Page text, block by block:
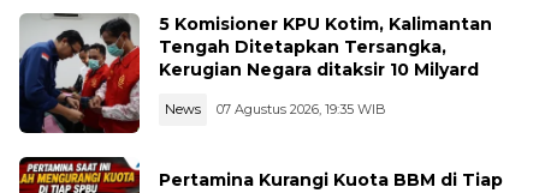
5 Komisioner KPU Kotim, Kalimantan
Tengah Ditetapkan Tersangka,
Kerugian Negara ditaksir 10 Milyard
News 07 Agustus 2026, 19:35 WIB
Pertamina Kurangi Kuota BBM di Tiap